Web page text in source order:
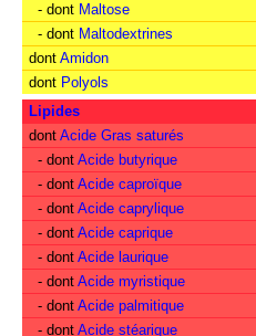
- dont Maltose
- dont Maltodextrines
dont Amidon
dont Polyols
Lipides
dont Acide Gras saturés
- dont Acide butyrique
- dont Acide caproïque
- dont Acide caprylique
- dont Acide caprique
- dont Acide laurique
- dont Acide myristique
- dont Acide palmitique
- dont Acide stéarique